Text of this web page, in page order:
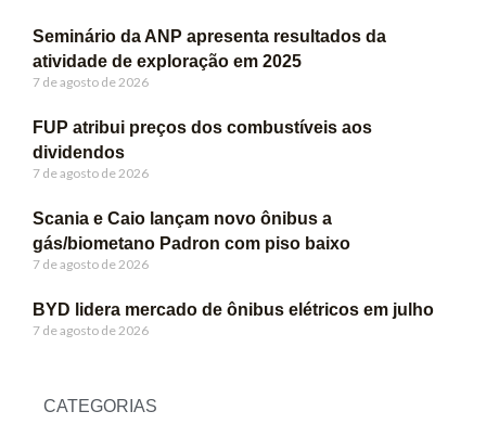
Seminário da ANP apresenta resultados da
atividade de exploração em 2025
7 de agosto de 2026
FUP atribui preços dos combustíveis aos
dividendos
7 de agosto de 2026
Scania e Caio lançam novo ônibus a
gás/biometano Padron com piso baixo
7 de agosto de 2026
BYD lidera mercado de ônibus elétricos em julho
7 de agosto de 2026
CATEGORIAS